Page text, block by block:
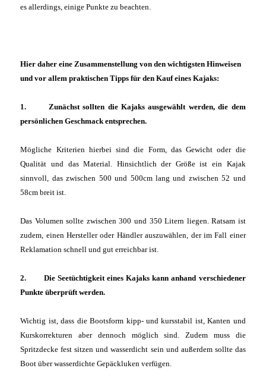
es allerdings, einige Punkte zu beachten.
Hier daher eine Zusammenstellung von den wichtigsten Hinweisen
und vor allem praktischen Tipps für den Kauf eines Kajaks:
1. Zunächst sollten die Kajaks ausgewählt werden, die dem
persönlichen Geschmack entsprechen.
Mögliche Kriterien hierbei sind die Form, das Gewicht oder die
Qualität und das Material. Hinsichtlich der Größe ist ein Kajak
sinnvoll, das zwischen 500 und 500cm lang und zwischen 52 und
58cm breit ist.
Das Volumen sollte zwischen 300 und 350 Litern liegen. Ratsam ist
zudem, einen Hersteller oder Händler auszuwählen, der im Fall einer
Reklamation schnell und gut erreichbar ist.
2. Die Seetüchtigkeit eines Kajaks kann anhand verschiedener
Punkte überprüft werden.
Wichtig ist, dass die Bootsform kipp- und kursstabil ist, Kanten und
Kurskorrekturen aber dennoch möglich sind. Zudem muss die
Spritzdecke fest sitzen und wasserdicht sein und außerdem sollte das
Boot über wasserdichte Gepäckluken verfügen.